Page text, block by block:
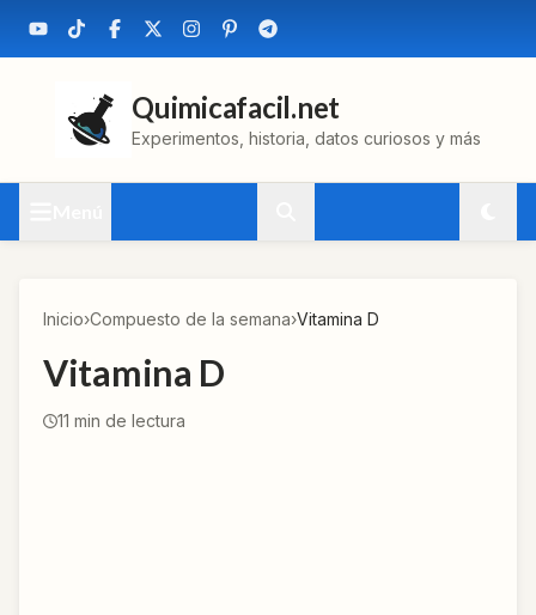
Quimicafacil.net
Experimentos, historia, datos curiosos y más
Inicio›Compuesto de la semana›Vitamina D
Vitamina D
11 min de lectura